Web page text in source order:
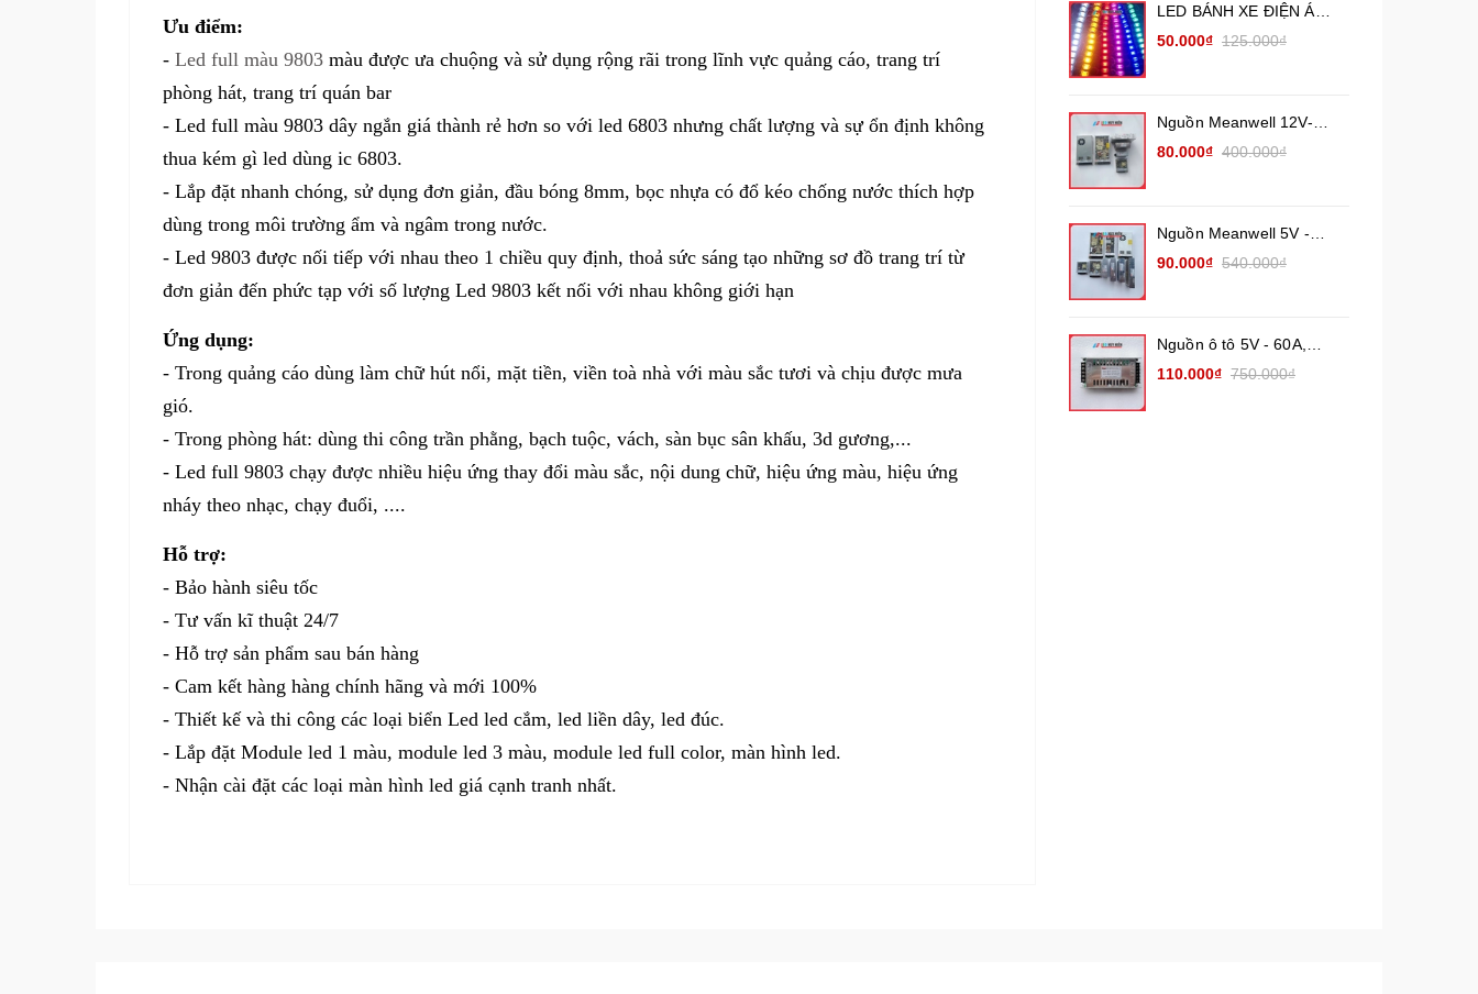
Ưu điểm:
- Led full màu 9803 màu được ưa chuộng và sử dụng rộng rãi trong lĩnh vực quảng cáo, trang trí
phòng hát, trang trí quán bar
- Led full màu 9803 dây ngắn giá thành rẻ hơn so với led 6803 nhưng chất lượng và sự ổn định không
thua kém gì led dùng ic 6803.
- Lắp đặt nhanh chóng, sử dụng đơn giản, đầu bóng 8mm, bọc nhựa có đổ kéo chống nước thích hợp
dùng trong môi trường ẩm và ngâm trong nước.
- Led 9803 được nối tiếp với nhau theo 1 chiều quy định, thoả sức sáng tạo những sơ đồ trang trí từ
đơn giản đến phức tạp với số lượng Led 9803 kết nối với nhau không giới hạn
Ứng dụng:
- Trong quảng cáo dùng làm chữ hút nổi, mặt tiền, viền toà nhà với màu sắc tươi và chịu được mưa
gió.
- Trong phòng hát: dùng thi công trần phằng, bạch tuộc, vách, sàn bục sân khấu, 3d gương,...
- Led full 9803 chạy được nhiều hiệu ứng thay đổi màu sắc, nội dung chữ, hiệu ứng màu, hiệu ứng
nháy theo nhạc, chạy đuổi, ....
Hỗ trợ:
- Bảo hành siêu tốc
- Tư vấn kĩ thuật 24/7
- Hỗ trợ sản phẩm sau bán hàng
- Cam kết hàng hàng chính hãng và mới 100%
- Thiết kế và thi công các loại biển Led led cắm, led liền dây, led đúc.
- Lắp đặt Module led 1 màu, module led 3 màu, module led full color, màn hình led.
- Nhận cài đặt các loại màn hình led giá cạnh tranh nhất.
LED BÁNH XE ĐIỆN ÁP
12V, 24V trang trí xe tải
50.000₫ 125.000₫
Nguồn Meanwell 12V-
26.7A, 17A, 8.5A, 3A,
80.000₫ 400.000₫
Nguồn Meanwell 5V -
10A,12A,14A, 20A, 40A,
90.000₫ 540.000₫
Nguồn ô tô 5V - 60A,
50A, 40A, 20A, 10A (
110.000₫ 750.000₫